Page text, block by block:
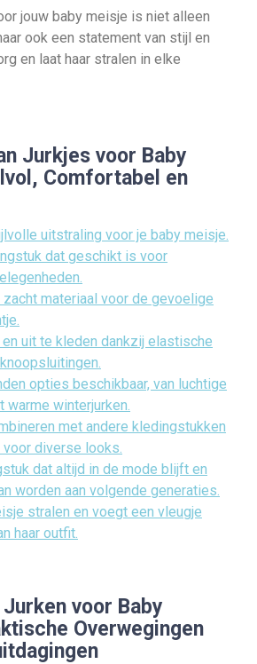
jouw baby meisje is niet alleen
ook een statement van stijl en
en laat haar stralen in elke
Jurkjes voor Baby
Comfortabel en
uitstraling voor je baby meisje.
dat geschikt is voor
materiaal voor de gevoelige
en uit te kleden dankzij elastische
opties beschikbaar, van luchtige
warme winterjurken.
met andere kledingstukken
diverse looks.
dat altijd in de mode blijft en
worden aan volgende generaties.
stralen en voegt een vleugje
haar outfit.
Jurken voor Baby
Overwegingen